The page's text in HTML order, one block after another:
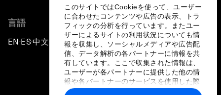
このサイトではCookieを使って、ユーザー
に合わせたコンテンツや広告の表示、トラ
フィックの分析を行っています。またユー
ザーによるサイトの利用状況についても情
報を収集し、ソーシャルメディアや広告配
信、データ解析の各パートナーに情報を共
有しています。ここで収集された情報は、
ユーザーが各パートナーに提供した他の情
報や各パートナーのサービスを使用した際
に収集された情報と組み合わされ、各パー
言語
EN ▪ES▪中文▪ 日本語